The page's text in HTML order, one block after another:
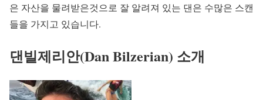
은 자산을 물려받은것으로 잘 알려져 있는 댄은 수많은 스캔
들을 가지고 있습니다.
댄빌제리안(Dan Bilzerian) 소개